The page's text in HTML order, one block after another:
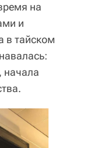
на
и
в тайском
начала